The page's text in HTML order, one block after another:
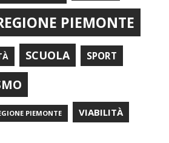
PIEMONTE
SCUOLA SPORT
PIEMONTE VIABILITÀ